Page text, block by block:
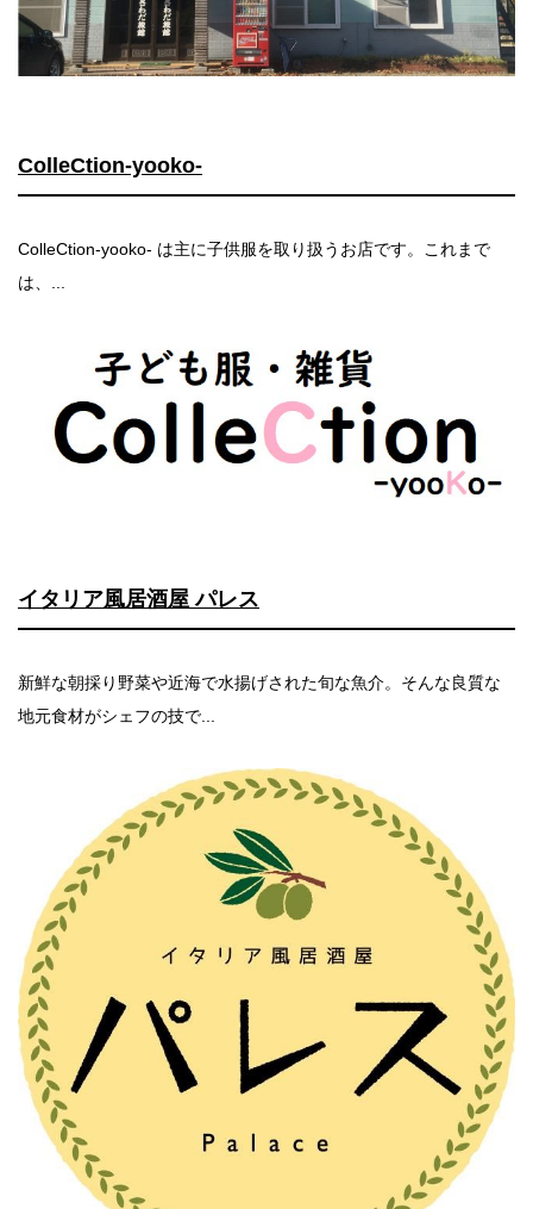
ColleCtion-yooko-
ColleCtion-yooko- は主に子供服を取り扱うお店です。これまで
は、...
イタリア風居酒屋 パレス
新鮮な朝採り野菜や近海で水揚げされた旬な魚介。そんな良質な
地元食材がシェフの技で...